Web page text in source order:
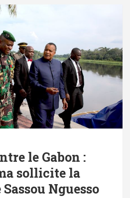
le Gabon :
sollicite la
Nguesso